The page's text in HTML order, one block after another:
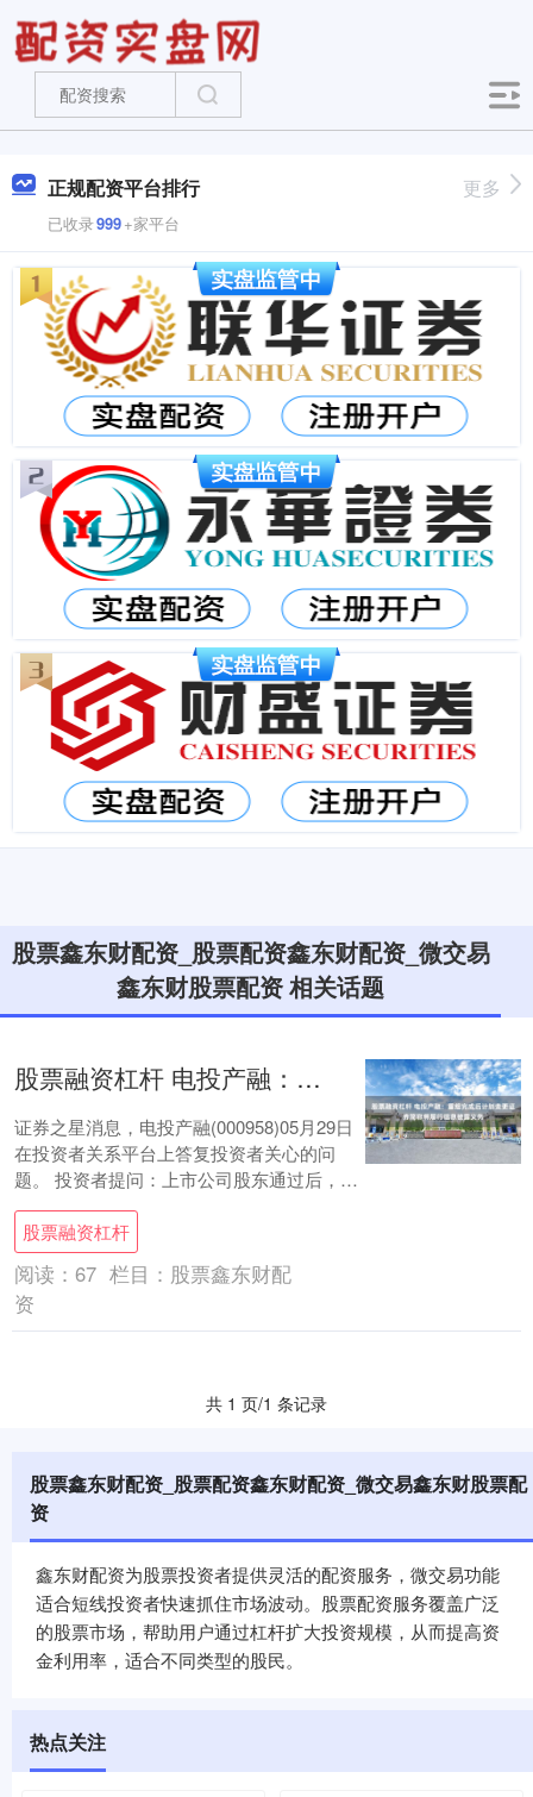
正规配资平台排行
已收录999+家平台
更多
股票鑫东财配资_股票配资鑫东财配资_微交易
鑫东财股票配资 相关话题
股票融资杠杆 电投产融：重组完成后计划变更证券简称将履行信息披露义务
证券之星消息，电投产融(000958)05月29日
在投资者关系平台上答复投资者关心的问
题。 投资者提问：上市公司股东通过后，离
证监会通过正式实施重组一般时间情况....
股票融资杠杆
阅读： 67 栏目： 股票鑫东财配
资
共 1 页/1 条记录
股票鑫东财配资_股票配资鑫东财配资_微交易鑫东财股票配
资
鑫东财配资为股票投资者提供灵活的配资服务，微交易功能
适合短线投资者快速抓住市场波动。股票配资服务覆盖广泛
的股票市场，帮助用户通过杠杆扩大投资规模，从而提高资
金利用率，适合不同类型的股民。
热点关注